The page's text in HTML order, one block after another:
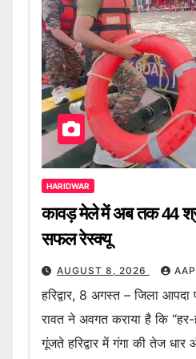
HARIDWAR
कावड़ मेले में अब तक 44
सफल रेस्क्यू
AUGUST 8, 2026
हरिद्वार, 8 अगस्त – जिला आपदा
रावत ने अवगत कराया है कि
गूंजते हरिद्वार में गंगा की तेज